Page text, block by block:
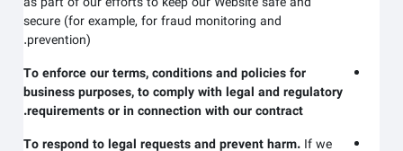
secure (for example, for fraud monitoring and
prevention).
To enforce our terms, conditions and policies for
business purposes, to comply with legal and regulatory
requirements or in connection with our contract.
To respond to legal requests and prevent harm.If we